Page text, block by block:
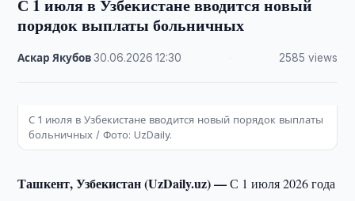
С 1 июля в Узбекистане вводится новый
порядок выплаты больничных
Аскар Якубов·30.06.2026 ·12:30 2585 views
С 1 июля в Узбекистане вводится новый порядок выплаты
больничных / Фото: UzDaily.
Ташкент, Узбекистан (UzDaily.uz) —С 1 июля 2026 года